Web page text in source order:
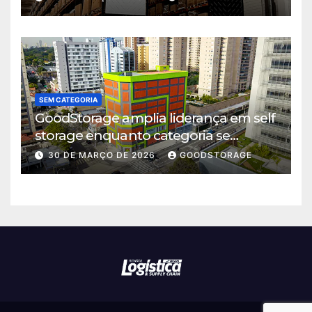
SEM CATEGORIA
GoodStorage amplia liderança em self
storage enquanto categoria se
consolida em São Paulo
30 DE MARÇO DE 2026 GOODSTORAGE